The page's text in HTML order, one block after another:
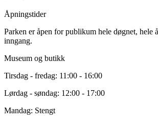
Telefon: + 47 21 42 19 19
Åpningstider
Parken er åpen for publikum hele døgnet, hele
inngang.
Museum og butikk
Tirsdag - fredag: 11:00 - 16:00
Lørdag - søndag: 12:00 - 17:00
Mandag: Stengt